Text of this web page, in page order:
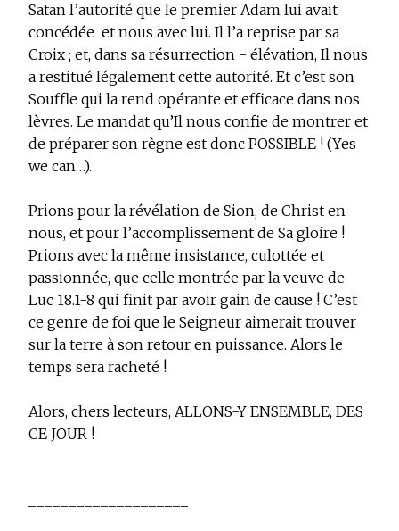
Satan l’autorité que le premier Adam lui avait
concédée ­ et nous avec lui. Il l’a reprise par sa
Croix ; et, dans sa résurrection - élévation, Il nous
a restitué légalement cette autorité. Et c’est son
Souffle qui la rend opérante et efficace dans nos
lèvres. Le mandat qu’Il nous confie de montrer et
de préparer son règne est donc POSSIBLE ! (Yes
we can…).
Prions pour la révélation de Sion, de Christ en
nous, et pour l’accomplissement de Sa gloire !
Prions avec la même insistance, culottée et
passionnée, que celle montrée par la veuve de
Luc 18.1-8 qui finit par avoir gain de cause ! C’est
ce genre de foi que le Seigneur aimerait trouver
sur la terre à son retour en puissance. Alors le
temps sera racheté !
Alors, chers lecteurs, ALLONS-Y ENSEMBLE, DES
CE JOUR !